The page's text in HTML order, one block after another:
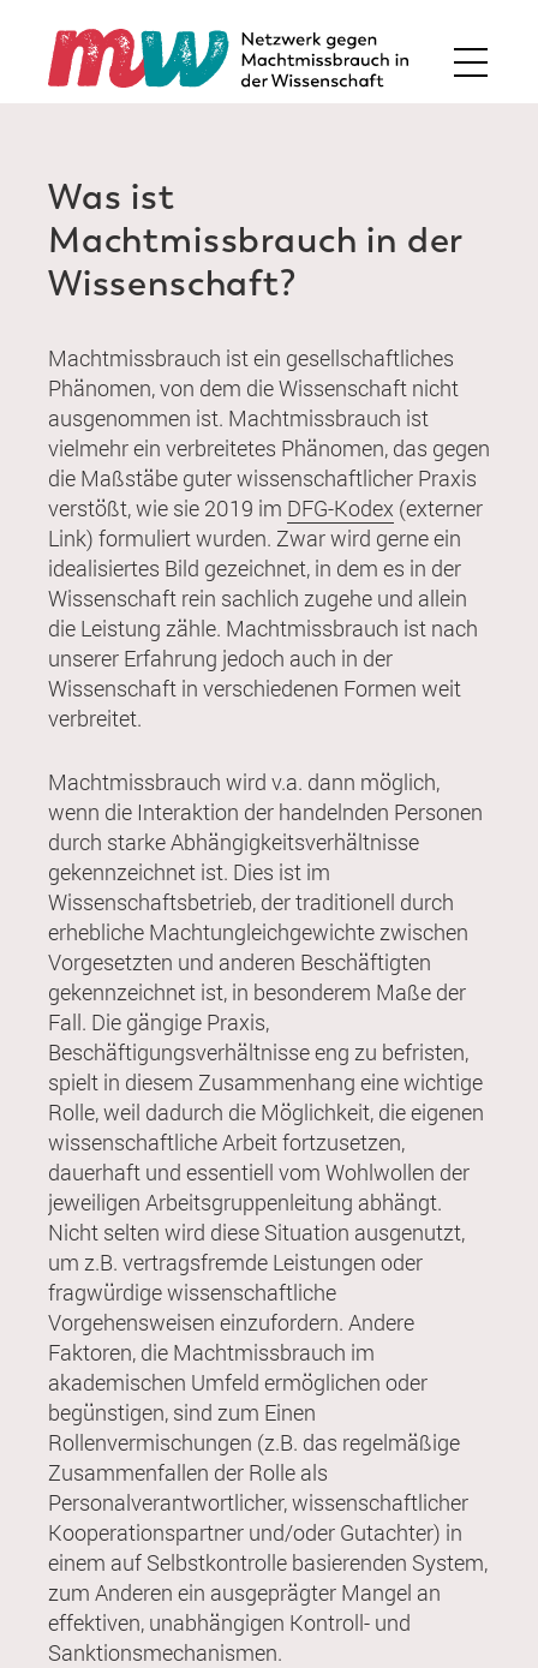
Was ist
Machtmissbrauch in der
Wissenschaft?
Machtmissbrauch ist ein gesellschaftliches
Phänomen, von dem die Wissenschaft nicht
ausgenommen ist. Machtmissbrauch ist
vielmehr ein verbreitetes Phänomen, das gegen
die Maßstäbe guter wissenschaftlicher Praxis
verstößt, wie sie 2019 im DFG-Kodex (externer
Link) formuliert wurden. Zwar wird gerne ein
idealisiertes Bild gezeichnet, in dem es in der
Wissenschaft rein sachlich zugehe und allein
die Leistung zähle. Machtmissbrauch ist nach
unserer Erfahrung jedoch auch in der
Wissenschaft in verschiedenen Formen weit
verbreitet.
Machtmissbrauch wird v.a. dann möglich,
wenn die Interaktion der handelnden Personen
durch starke Abhängigkeitsverhältnisse
gekennzeichnet ist. Dies ist im
Wissenschaftsbetrieb, der traditionell durch
erhebliche Machtungleichgewichte zwischen
Vorgesetzten und anderen Beschäftigten
gekennzeichnet ist, in besonderem Maße der
Fall. Die gängige Praxis,
Beschäftigungsverhältnisse eng zu befristen,
spielt in diesem Zusammenhang eine wichtige
Rolle, weil dadurch die Möglichkeit, die eigenen
wissenschaftliche Arbeit fortzusetzen,
dauerhaft und essentiell vom Wohlwollen der
jeweiligen Arbeitsgruppenleitung abhängt.
Nicht selten wird diese Situation ausgenutzt,
um z.B. vertragsfremde Leistungen oder
fragwürdige wissenschaftliche
Vorgehensweisen einzufordern. Andere
Faktoren, die Machtmissbrauch im
akademischen Umfeld ermöglichen oder
begünstigen, sind zum Einen
Rollenvermischungen (z.B. das regelmäßige
Zusammenfallen der Rolle als
Personalverantwortlicher, wissenschaftlicher
Kooperationspartner und/oder Gutachter) in
einem auf Selbstkontrolle basierenden System,
zum Anderen ein ausgeprägter Mangel an
effektiven, unabhängigen Kontroll- und
Sanktionsmechanismen.